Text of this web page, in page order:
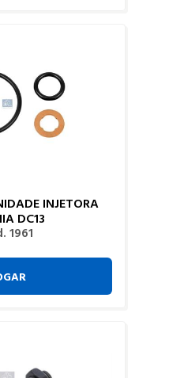
INJETORA
DC13
1961